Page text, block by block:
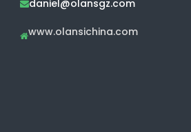
daniel@olansgz.com
www.olansichina.com